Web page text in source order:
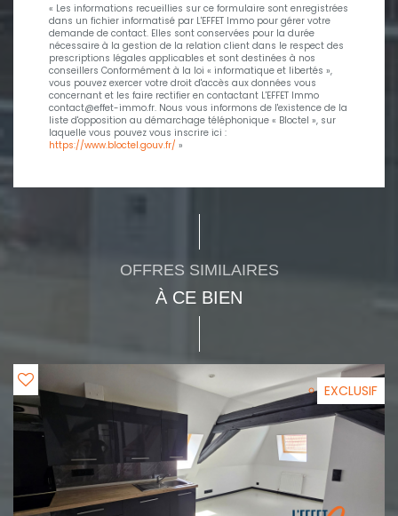
« Les informations recueillies sur ce formulaire sont enregistrées
dans un fichier informatisé par L'EFFET Immo pour gérer votre
demande de contact. Elles sont conservées pour la durée
nécessaire à la gestion de la relation client dans le respect des
prescriptions légales applicables et sont destinées à nos
conseillers Conformément à la loi « informatique et libertés »,
vous pouvez exercer votre droit d'accès aux données vous
concernant et les faire rectifier en contactant L'EFFET Immo
contact@effet-immo.fr. Nous vous informons de l'existence de la
liste d'opposition au démarchage téléphonique « Bloctel », sur
laquelle vous pouvez vous inscrire ici :
https://www.bloctel.gouv.fr/ »
OFFRES SIMILAIRES
À CE BIEN
EXCLUSIF